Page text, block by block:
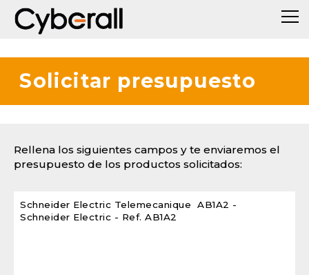
Solicitar presupuesto
Rellena los siguientes campos y te enviaremos el
presupuesto de los productos solicitados: